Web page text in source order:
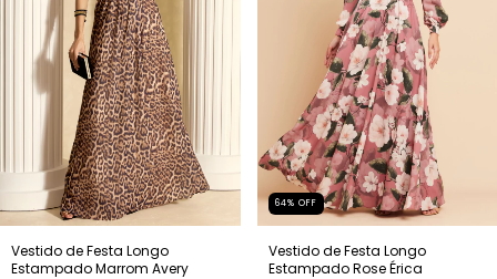
Vestido de Festa Longo
Estampado Marrom Avery
64% OFF
Vestido de Festa Longo
Estampado Rose Érica